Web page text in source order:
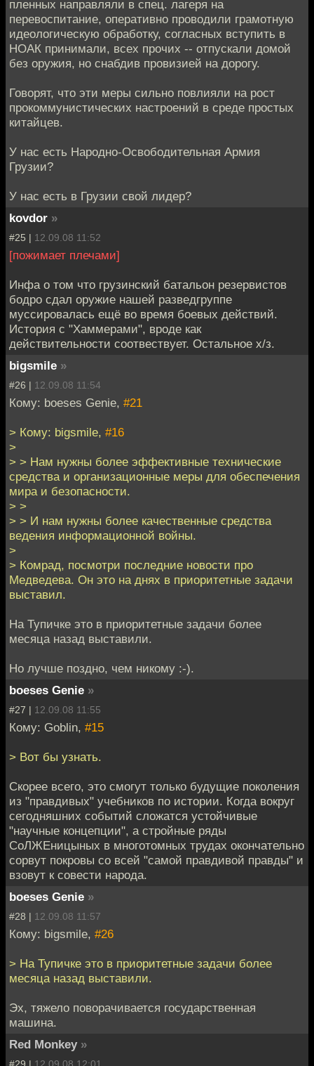
пленных направляли в спец. лагеря на
перевоспитание, оперативно проводили грамотную
идеологическую обработку, согласных вступить в
НОАК принимали, всех прочих -- отпускали домой
без оружия, но снабдив провизией на дорогу.
Говорят, что эти меры сильно повлияли на рост
прокоммунистических настроений в среде простых
китайцев.
У нас есть Народно-Освободительная Армия
Грузии?
У нас есть в Грузии свой лидер?
kovdor »
#25 | 12.09.08 11:52
[пожимает плечами]
Инфа о том что грузинский батальон резервистов
бодро сдал оружие нашей разведгруппе
муссировалась ещё во время боевых действий.
История с "Хаммерами", вроде как
действительности соотвествует. Остальное х/з.
bigsmile »
#26 | 12.09.08 11:54
Кому: boeses Genie, #21
> Кому: bigsmile, #16
>
> > Нам нужны более эффективные технические
средства и организационные меры для обеспечения
мира и безопасности.
> >
> > И нам нужны более качественные средства
ведения информационной войны.
>
> Комрад, посмотри последние новости про
Медведева. Он это на днях в приоритетные задачи
выставил.
На Тупичке это в приоритетные задачи более
месяца назад выставили.
Но лучше поздно, чем никому :-).
boeses Genie »
#27 | 12.09.08 11:55
Кому: Goblin, #15
> Вот бы узнать.
Скорее всего, это смогут только будущие поколения
из "правдивых" учебников по истории. Когда вокруг
сегодняшних событий сложатся устойчивые
"научные концепции", а стройные ряды
СоЛЖЕницыных в многотомных трудах окончательно
сорвут покровы со всей "самой правдивой правды" и
взовут к совести народа.
boeses Genie »
#28 | 12.09.08 11:57
Кому: bigsmile, #26
> На Тупичке это в приоритетные задачи более
месяца назад выставили.
Эх, тяжело поворачивается государственная
машина.
Red Monkey »